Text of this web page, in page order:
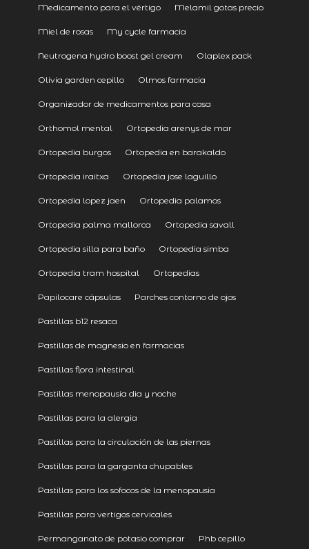
Medicamento para el vértigo Melamil gotas precio
Miel de rosas My cycle farmacia
Neutrogena hydro boost gel cream Olaplex pack
Olivia garden cepillo Olmos farmacia
Organizador de medicamentos para casa
Orthomol mental Ortopedia arenys de mar
Ortopedia burgos Ortopedia en barakaldo
Ortopedia iraitxa Ortopedia jose laguillo
Ortopedia lopez jaen Ortopedia palamos
Ortopedia palma mallorca Ortopedia savall
Ortopedia silla para baño Ortopedia simba
Ortopedia tram hospital Ortopedias
Papilocare cápsulas Parches contorno de ojos
Pastillas b12 resaca
Pastillas de magnesio en farmacias
Pastillas flora intestinal
Pastillas menopausia dia y noche
Pastillas para la alergia
Pastillas para la circulación de las piernas
Pastillas para la garganta chupables
Pastillas para los sofocos de la menopausia
Pastillas para vertigos cervicales
Permanganato de potasio comprar Phb cepillo